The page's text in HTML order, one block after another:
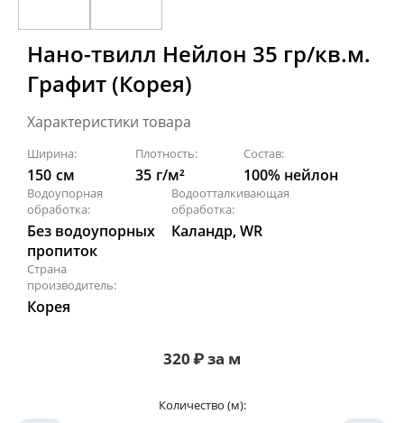
Нано-твилл Нейлон 35 гр/кв.м.
Графит (Корея)
Характеристики товара
Ширина:
150 см
Плотность:
35 г/м²
Состав:
100% нейлон
Водоупорная
обработка:
Без водоупорных
пропиток
Водоотталкивающая
обработка:
Каландр, WR
Страна
производитель:
Корея
320₽за м
Количество (м):